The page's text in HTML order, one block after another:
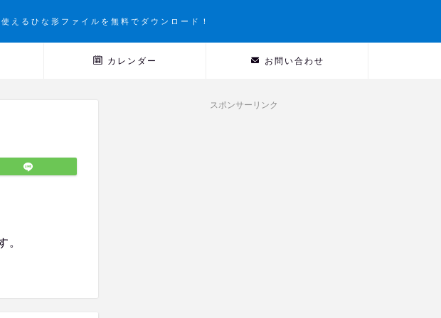
えるひな形ファイルを無料でダウンロード！
カレンダー お問い合わせ
。
スポンサーリンク